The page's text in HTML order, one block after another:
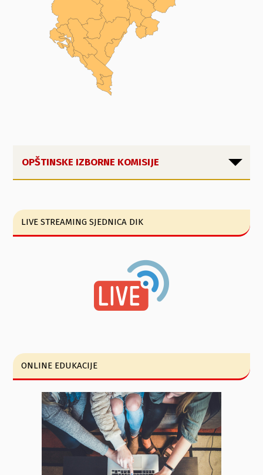
OPŠTINSKE IZBORNE KOMISIJE
LIVE STREAMING SJEDNICA DIK
ONLINE EDUKACIJE